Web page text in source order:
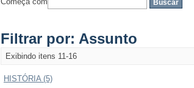
Filtrar por: Assunto
Exibindo itens 11-16
HISTÓRIA (5)